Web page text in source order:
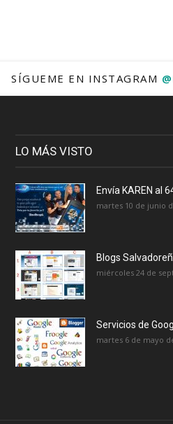
SÍGUEME EN INSTAGRAM
LO MÁS VISTO
Envía KAREN al
martes 10 de junio
Blogs
miércoles 24 de
Servicios de
martes 6 de mayo